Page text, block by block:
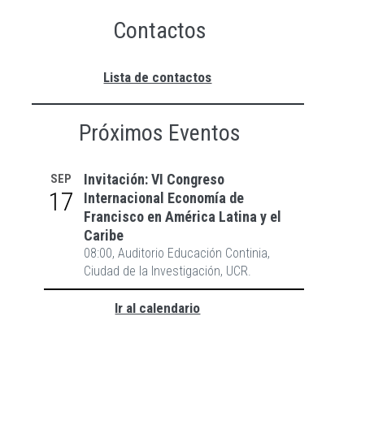
CONVOCATORIA PROGRAMA DE
DESARROLLO ACADÉMICO DE LOS
ESTUDIANTES DE ECONOMÍA DE LA
UCR (PDA) II-2026
Contactos
Lista de contactos
Próximos Eventos
SEP
17
Invitación: VI Congreso
Internacional Economía de
Francisco en América Latina y el
Caribe
08:00, Auditorio Educación Continia,
Ciudad de la Investigación, UCR.
Ir al calendario